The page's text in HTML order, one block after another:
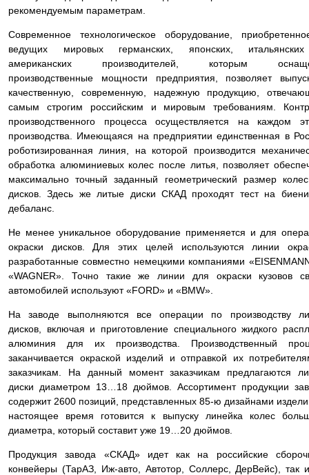
рекомендуемым параметрам.
Современное технологическое оборудование,
ведущих мировых германских, японских,
американских производителей, которым
производственные мощности предприятия, позволяет
качественную, современную, надежную продукцию,
самым строгим российским и мировым требованиям.
производственного процесса осуществляется на каждом
производства. Имеющаяся на предприятии единственная в
роботизированная линия, на которой производится
обработка алюминиевых колес после литья, позволяет
максимально точный заданный геометрический размер
дисков. Здесь же литые диски СКАД проходят тест на
дебаланс.
Не менее уникальное оборудование применяется и для
окраски дисков. Для этих целей используются линии
разработанные совместно немецкими компаниями
«WAGNER». Точно такие же линии для окраски кузовов
автомобилей используют «FORD» и «BMW».
На заводе выполняются все операции по производству
дисков, включая и приготовление специального жидкого
алюминия для их производства. Производственный
заканчивается окраской изделий и отправкой их
заказчикам. На данный момент заказчикам предлагаются
диски диаметром 13…18 дюймов. Ассортимент продукции
содержит 2600 позиций, представленных 85-ю дизайнами
настоящее время готовится к выпуску линейка колес
диаметра, который составит уже 19…20 дюймов.
Продукция завода «СКАД» идет как на российские
конвейеры (ТарАЗ, Иж-авто, Автотор, Соллерс, ДерВейс), так